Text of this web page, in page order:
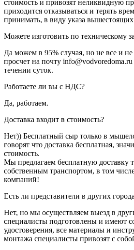
стоимость и привозят неликвидную
приходится отказываться и терять
принимать, в виду указа
Можете изготовить по техническому
Да можем в 95% случая, но не все и
просчет на почту
течении суток.
Работаете ли вы с НДС?
Да, работаем.
Доставка входит в стоимость?
Нет)) Бесплатный сыр только в
говорят что доставка бесплатная,
стоимость.
Мы предлагаем бесплатную доставку
собственным транспортом, в том
компаний!
Есть ли представители в других
Нет, но мы осуществляем выезд в
специалисты подготовлены и имеют
удостоверения, все материалы и
монтажа специалисты привозят с